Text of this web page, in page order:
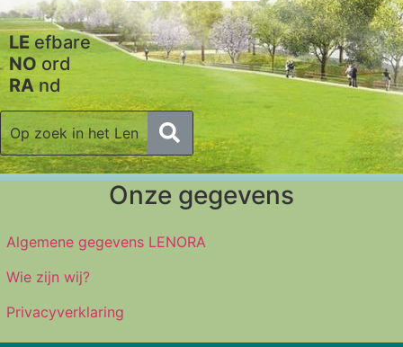
LEefbare
NOord
RAnd
Onze gegevens
Algemene gegevens LENORA
Wie zijn wij?
Privacyverklaring